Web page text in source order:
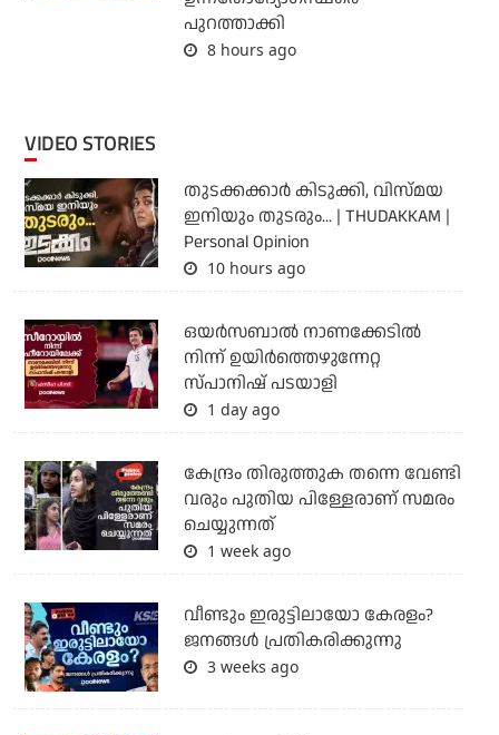
പുറത്താക്കി
8 hours ago
VIDEO STORIES
തുടക്കക്കാര്‍ കിടുക്കി, വിസ്മയ
ഇനിയും തുടരും... | THUDAKKAM |
Personal Opinion
10 hours ago
ഒയര്‍സബാൽ നാണക്കേടിൽ
നിന്ന് ഉയിർത്തെഴുന്നേറ്റ
സ്പാനിഷ് പടയാളി
1 day ago
കേന്ദ്രം തിരുത്തുക തന്നെ വേണ്ടി
വരും പുതിയ പിള്ളേരാണ് സമരം
ചെയ്യുന്നത്
1 week ago
വീണ്ടും ഇരുട്ടിലായോ കേരളം?
ജനങ്ങൾ പ്രതികരിക്കുന്നു
3 weeks ago